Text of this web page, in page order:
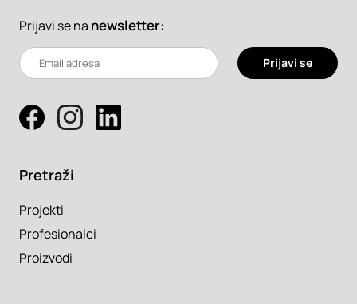
Prijavi se na newsletter:
Prijavi se
Pretraži
Projekti
Profesionalci
Proizvodi